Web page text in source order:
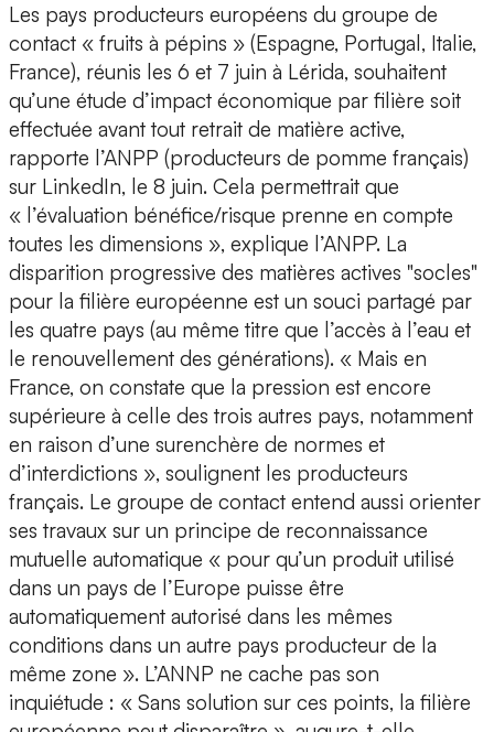
Les pays producteurs européens du groupe de
contact « fruits à pépins » (Espagne, Portugal, Italie,
France), réunis les 6 et 7 juin à Lérida, souhaitent
qu’une étude d’impact économique par filière soit
effectuée avant tout retrait de matière active,
rapporte l’ANPP (producteurs de pomme français)
sur LinkedIn, le 8 juin. Cela permettrait que
« l’évaluation bénéfice/risque prenne en compte
toutes les dimensions », explique l’ANPP. La
disparition progressive des matières actives "socles"
pour la filière européenne est un souci partagé par
les quatre pays (au même titre que l’accès à l’eau et
le renouvellement des générations). « Mais en
France, on constate que la pression est encore
supérieure à celle des trois autres pays, notamment
en raison d’une surenchère de normes et
d’interdictions », soulignent les producteurs
français. Le groupe de contact entend aussi orienter
ses travaux sur un principe de reconnaissance
mutuelle automatique « pour qu’un produit utilisé
dans un pays de l’Europe puisse être
automatiquement autorisé dans les mêmes
conditions dans un autre pays producteur de la
même zone ». L’ANNP ne cache pas son
inquiétude : « Sans solution sur ces points, la filière